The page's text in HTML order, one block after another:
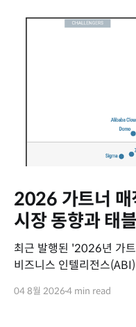
2026 가트너 매
시장 동향과 태
최근 발행된 '2026년 가
비즈니스 인텔리전스
이번 보고서를 통해 ABI
04 8월 20264 min read